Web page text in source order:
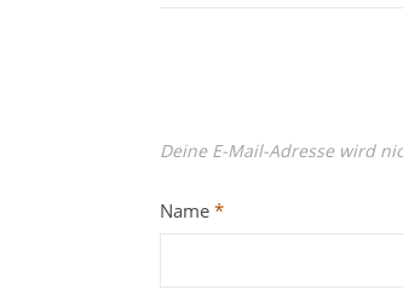
Deine E-Mail-Adresse wird
Name *